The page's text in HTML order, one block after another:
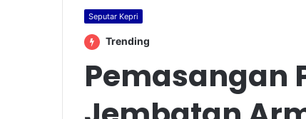
Seputar Kepri
Trending
Pemasangan